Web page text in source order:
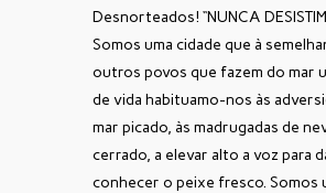
Desnorteados! “NUNCA
Somos uma cidade que à
outros povos que fazem do mar
de vida habituamo-nos às
mar picado, às madrugadas de
cerrado, a elevar alto a voz para
conhecer o peixe fresco. Somos